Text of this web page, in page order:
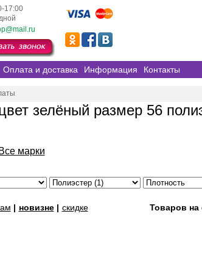
17:00
Оплата и доставка Информация Контакты
зелёный размер 56
Все марки
| новизне| скидке Товаров на